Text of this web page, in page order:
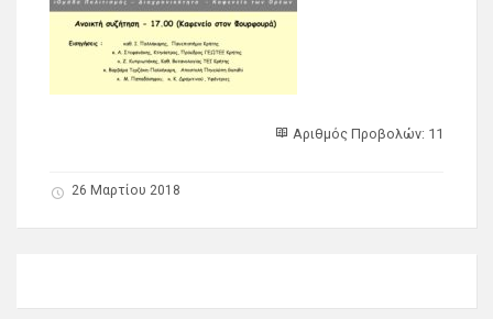
Αριθμός Προβολών: 11
26 Μαρτίου 2018